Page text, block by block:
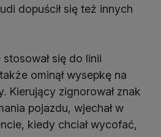
dopuścił się też innych
się do linii
ominął wysepkę na
Kierujący zignorował znak
pojazdu, wjechał w
kiedy chciał wycofać,